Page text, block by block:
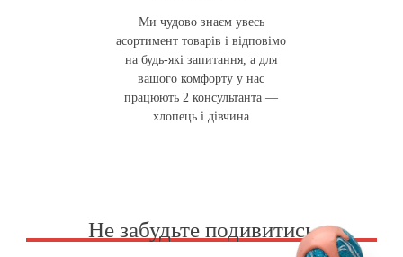
Ми чудово знаєм увесь
асортимент товарів і відповімо
на будь-які запитання, а для
вашого комфорту у нас
працюють 2 консультанта —
хлопець і дівчина
Не забудьте подивитись